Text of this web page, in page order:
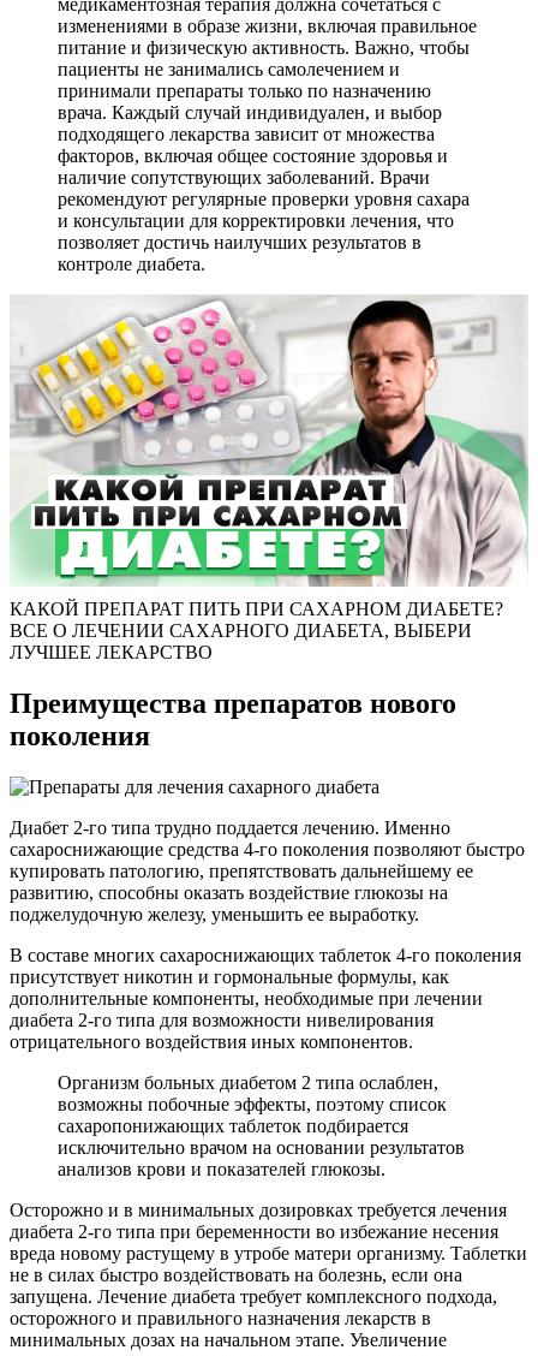
медикаментозная терапия должна сочетаться с
изменениями в образе жизни, включая правильное
питание и физическую активность. Важно, чтобы
пациенты не занимались самолечением и
принимали препараты только по назначению
врача. Каждый случай индивидуален, и выбор
подходящего лекарства зависит от множества
факторов, включая общее состояние здоровья и
наличие сопутствующих заболеваний. Врачи
рекомендуют регулярные проверки уровня сахара
и консультации для корректировки лечения, что
позволяет достичь наилучших результатов в
контроле диабета.
КАКОЙ ПРЕПАРАТ ПИТЬ ПРИ САХАРНОМ ДИАБЕТЕ?
ВСЕ О ЛЕЧЕНИИ САХАРНОГО ДИАБЕТА, ВЫБЕРИ
ЛУЧШЕЕ ЛЕКАРСТВО
Преимущества препаратов нового
поколения
Диабет 2-го типа трудно поддается лечению. Именно
сахароснижающие средства 4-го поколения позволяют быстро
купировать патологию, препятствовать дальнейшему ее
развитию, способны оказать воздействие глюкозы на
поджелудочную железу, уменьшить ее выработку.
В составе многих сахароснижающих таблеток 4-го поколения
присутствует никотин и гормональные формулы, как
дополнительные компоненты, необходимые при лечении
диабета 2-го типа для возможности нивелирования
отрицательного воздействия иных компонентов.
Организм больных диабетом 2 типа ослаблен,
возможны побочные эффекты, поэтому список
сахаропонижающих таблеток подбирается
исключительно врачом на основании результатов
анализов крови и показателей глюкозы.
Осторожно и в минимальных дозировках требуется лечения
диабета 2-го типа при беременности во избежание несения
вреда новому растущему в утробе матери организму. Таблетки
не в силах быстро воздействовать на болезнь, если она
запущена. Лечение диабета требует комплексного подхода,
осторожного и правильного назначения лекарств в
минимальных дозах на начальном этапе. Увеличение